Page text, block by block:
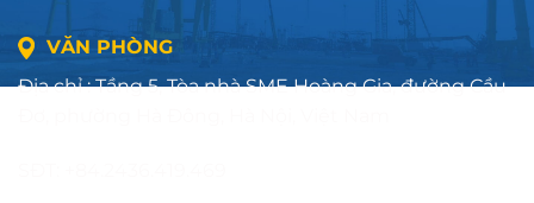
VĂN PHÒNG
Địa chỉ : Tầng 5, Tòa nhà SME Hoàng Gia, đường Cầu